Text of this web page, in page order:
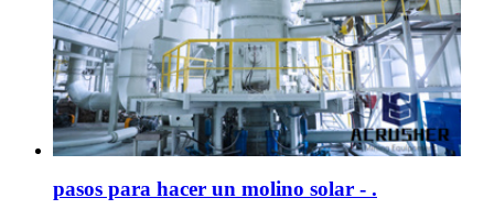
pasos para hacer un molino solar - .